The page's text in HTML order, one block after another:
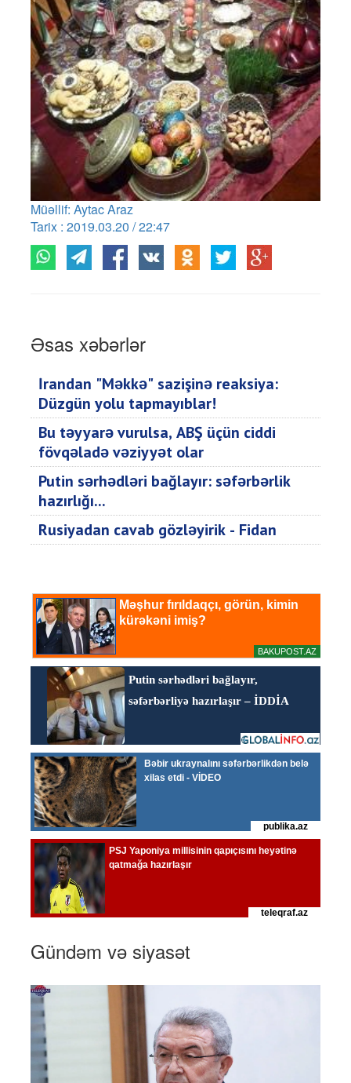
Müəllif: Aytac Araz
Tarix : 2019.03.20 / 22:47
Əsas xəbərlər
İrandan "Məkkə" sazişinə reaksiya:
Düzgün yolu tapmayıblar!
Bu təyyarə vurulsa, ABŞ üçün ciddi
fövqəladə vəziyyət olar
Putin sərhədləri bağlayır: səfərbərlik
hazırlığı...
Rusiyadan cavab gözləyirik - Fidan
Gündəm və siyasət